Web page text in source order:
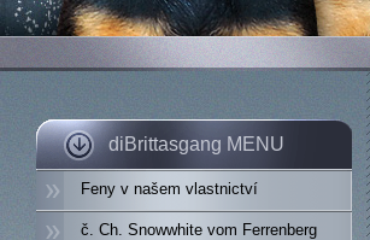
diBrittasgang MENU
Feny v našem vlastnictví
č. Ch. Snowwhite vom Ferrenberg